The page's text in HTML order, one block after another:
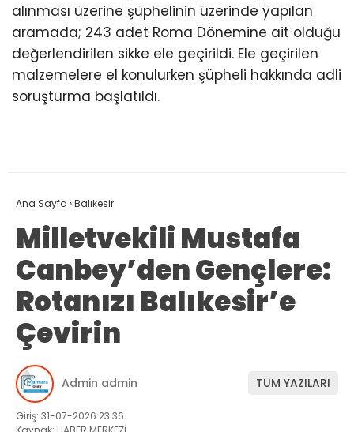
alınması üzerine şüphelinin üzerinde yapılan
aramada; 243 adet Roma Dönemine ait olduğu
değerlendirilen sikke ele geçirildi. Ele geçirilen
malzemelere el konulurken şüpheli hakkında adli
soruşturma başlatıldı.
Ana Sayfa ›Balıkesir
Milletvekili Mustafa
Canbey’den Gençlere:
Rotanızı Balıkesir’e
Çevirin
Admin admin TÜM YAZILARI
Giriş: 31-07-2026 23:36